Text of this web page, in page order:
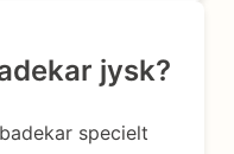
jysk?
specielt